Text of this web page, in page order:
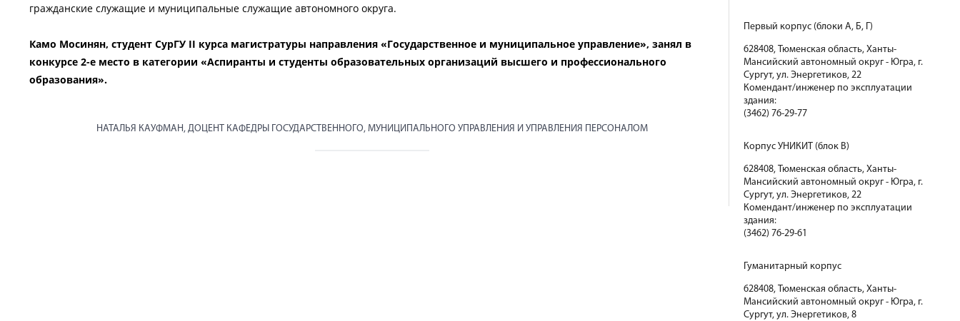
гражданские служащие и муниципальные служащие автономного округа.
Камо Мосинян, студент СурГУ II курса магистратуры направления «Государственное и муниципальное управление», занял в
конкурсе 2-е место в категории «Аспиранты и студенты образовательных организаций высшего и профессионального
образования».
НАТАЛЬЯ КАУФМАН, ДОЦЕНТ КАФЕДРЫ ГОСУДАРСТВЕННОГО, МУНИЦИПАЛЬНОГО УПРАВЛЕНИЯ И УПРАВЛЕНИЯ ПЕРСОНАЛОМ
Первый корпус (блоки А, Б, Г)
628408, Тюменская область, Ханты-
Мансийский автономный округ - Югра, г.
Сургут, ул. Энергетиков, 22
Комендант/инженер по эксплуатации
здания:
(3462) 76-29-77
Корпус УНИКИТ (блок В)
628408, Тюменская область, Ханты-
Мансийский автономный округ - Югра, г.
Сургут, ул. Энергетиков, 22
Комендант/инженер по эксплуатации
здания:
(3462) 76-29-61
Гуманитарный корпус
628408, Тюменская область, Ханты-
Мансийский автономный округ - Югра, г.
Сургут, ул. Энергетиков, 8